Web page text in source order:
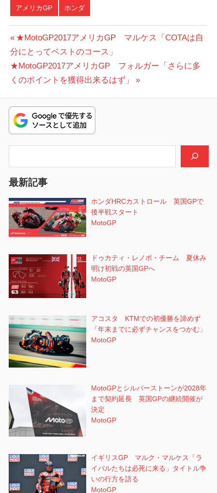
アメリカGP ホンダ
投
稿
ナ
ビ
ゲ
ー
ン
前
の
投
稿:
★MotoGP2017アメリカGP マルケス「COTAは自
分にとってベストのコース」
次
の
稿:
★MotoGP2017アメリカGP フォルガー「さらに多
くのポイントを獲得出来るはず」
最新記事
ホンダHRCカストロール 英国GPで
後半戦スタート
MotoGP
ドゥカティ・レノボ・チーム 夏休み
明け初戦の英国GPへ
MotoGP
アコスタ KTMでの初優勝を諦めず
「年末までに必ずチャンスをつかむ」
MotoGP
MotoGPとシルバーストーンが2028年
まで契約延長 英国GPの継続開催が
決定
MotoGP
イギリスGP マルク・マルケス「ラ
イバルたちは必死に来る」タイトル争
いの行方を語る
MotoGP